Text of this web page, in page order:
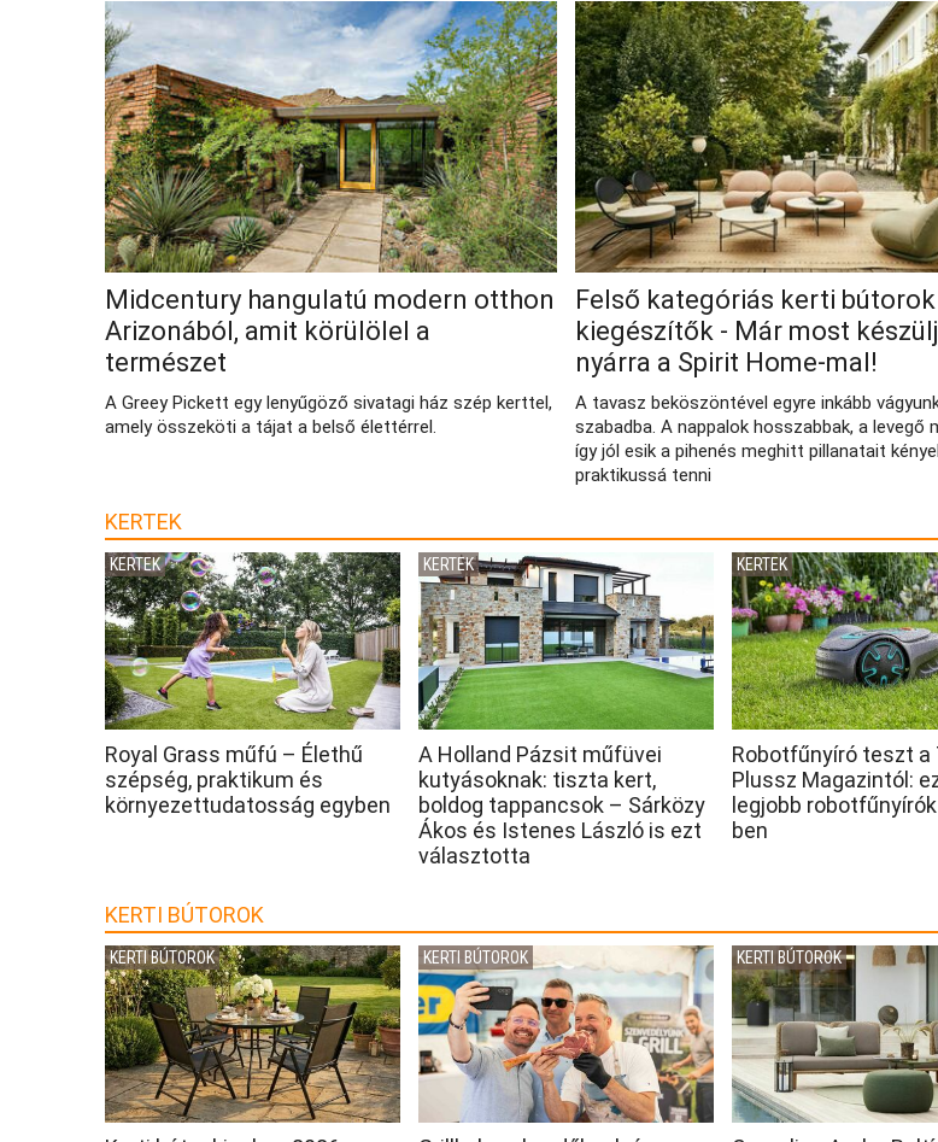
Midcentury hangulatú modern otthon
Arizonából, amit körülölel a
természet
A Greey Pickett egy lenyűgöző sivatagi ház szép kerttel,
amely összeköti a tájat a belső élettérrel.
Felső kategóriás kerti bútorok
kiegészítők - Már most
nyárra a Spirit Home-mal!
A tavasz beköszöntével egyre inkább
szabadba. A nappalok hosszabbak, a levegő
így jól esik a pihenés meghitt pillanatait
praktikussá tenni
KERTEK
KERTEK
Royal Grass műfú – Élethű
szépség, praktikum és
környezettudatosság egyben
KERTEK
A Holland Pázsit műfüvei
kutyásoknak: tiszta kert,
boldog tappancsok – Sárközy
Ákos és Istenes László is ezt
választotta
KERTEK
Robotfűnyíró teszt a
Plussz Magazintól:
legjobb
ben
KERTI BÚTOROK
KERTI BÚTOROK KERTI BÚTOROK KERTI BÚTOROK